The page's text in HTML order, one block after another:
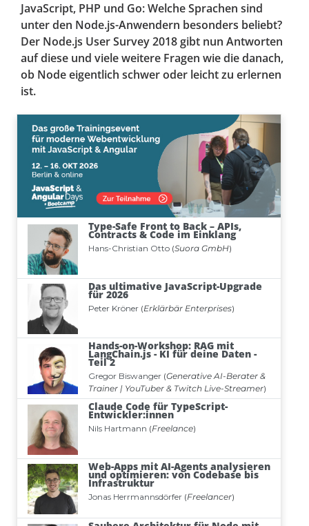
JavaScript, PHP und Go: Welche Sprachen sind
unter den Node.js-Anwendern besonders beliebt?
Der Node.js User Survey 2018 gibt nun Antworten
auf diese und viele weitere Fragen wie die danach,
ob Node eigentlich schwer oder leicht zu erlernen
ist.